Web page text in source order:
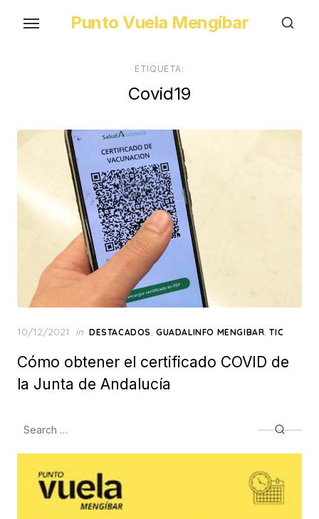
Punto Vuela Mengíbar
ETIQUETA:
Covid19
Posted
10/12/2021 in DESTACADOS, GUADALINFO MENGIBAR,TIC
Cómo obtener el certificado COVID de
la Junta de Andalucía
Search